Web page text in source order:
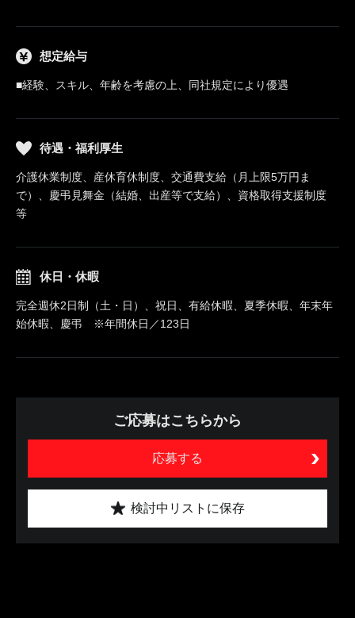
想定給与
■経験、スキル、年齢を考慮の上、同社規定により優遇
待遇・福利厚生
介護休業制度、産休育休制度、交通費支給（月上限5万円ま
で）、慶弔見舞金（結婚、出産等で支給）、資格取得支援制度
等
休日・休暇
完全週休2日制（土・日）、祝日、有給休暇、夏季休暇、年末年
始休暇、慶弔 ※年間休日／123日
ご応募はこちらから
応募する
検討中リストに保存